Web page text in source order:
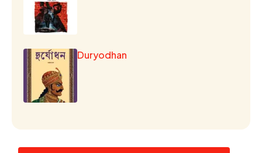
Duryodhan